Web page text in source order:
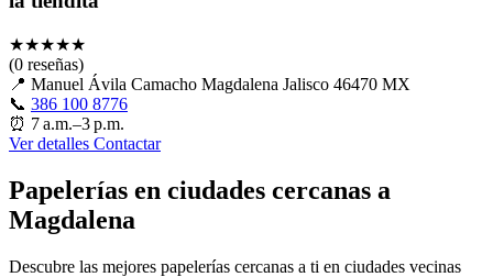
★★★★★
(0 reseñas)
📍 Manuel Ávila Camacho Magdalena Jalisco 46470 MX
📞 386 100 8776
⏰ 7 a.m.–3 p.m.
Ver detalles Contactar
Papelerías en ciudades cercanas a
Magdalena
Descubre las mejores papelerías cercanas a ti en ciudades vecinas